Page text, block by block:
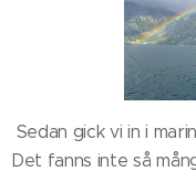
Sedan gick vi in i
Det fanns inte så